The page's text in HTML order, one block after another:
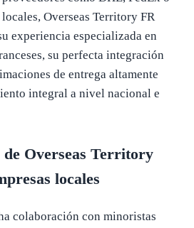
Overseas Territory FR
experiencia especializada en
su perfecta integración
de entrega altamente
integral a nivel nacional e
de Overseas Territory
locales
colaboración con minoristas